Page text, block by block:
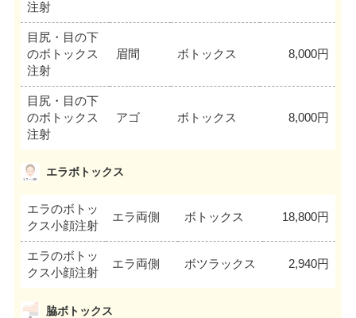
注射
目尻・目の下
のボトックス
注射
眉間 ボトックス 8,000円
目尻・目の下
のボトックス
注射
アゴ ボトックス 8,000円
エラボトックス
エラのボトッ
クス小顔注射
エラ両側 ボトックス 18,800円
エラのボトッ
クス小顔注射
エラ両側 ボツラックス 2,940円
脇ボトックス